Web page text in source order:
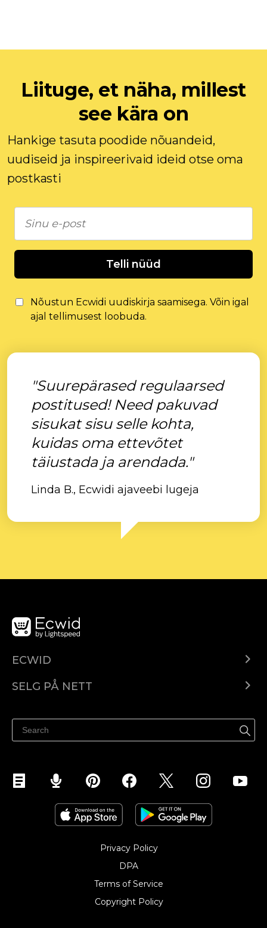
Liituge, et näha, millest
see kära on
Hankige tasuta poodide nõuandeid,
uudiseid ja inspireerivaid ideid otse oma
postkasti
Telli nüüd
Nõustun Ecwidi uudiskirja saamisega. Võin igal
ajal tellimusest loobuda.
"Suurepärased regulaarsed
postitused! Need pakuvad
sisukat sisu selle kohta,
kuidas oma ettevõtet
täiustada ja arendada."
Linda B., Ecwidi ajaveebi lugeja
ECWID
Pris
SELG PÅ NETT
Selg på Facebook
Selg på Instagram
Privacy Policy
DPA
Terms of Service
Copyright Policy‎